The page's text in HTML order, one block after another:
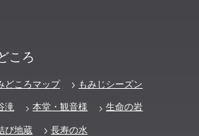
ころ
どころマップ
もみじシーズン
滝 本堂・観音様
生命の岩
び地蔵
長寿の水